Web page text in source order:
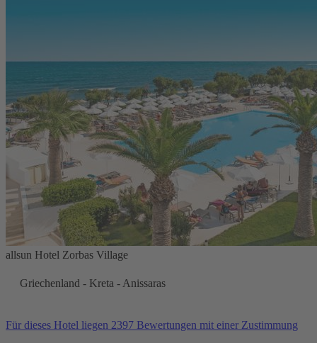
allsun Hotel Zorbas Village
Griechenland - Kreta - Anissaras
Für dieses Hotel liegen 2397 Bewertungen mit einer Zustimmung